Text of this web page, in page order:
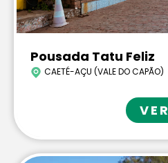
Pousada Tatu Feliz
CAETÉ-AÇU (VALE DO CAPÃO)
VER